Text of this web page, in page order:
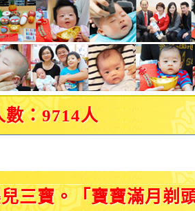
：9714人
三寶。「寶寶滿月剃